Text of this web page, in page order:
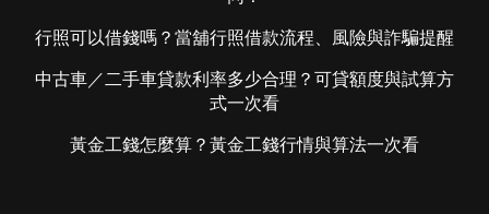
行照可以借錢嗎？當舖行照借款流程、風險與詐騙提醒
中古車／二手車貸款利率多少合理？可貸額度與試算方
式一次看
黃金工錢怎麼算？黃金工錢行情與算法一次看